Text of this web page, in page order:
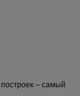
– самый